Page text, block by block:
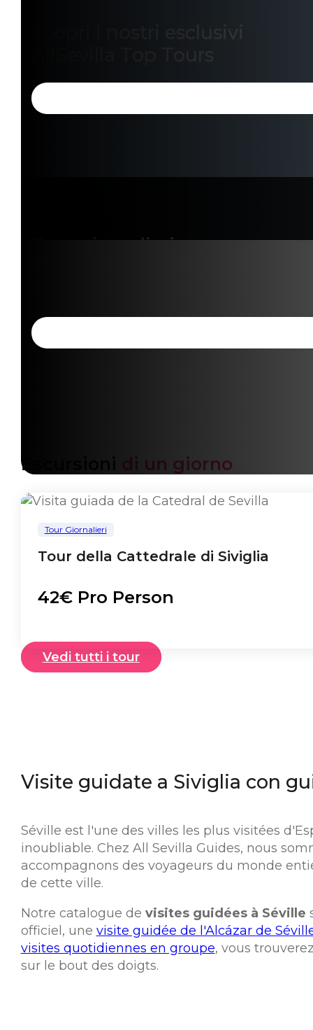
Scopri i nostri esclusivi
Tour giornalieri a
Escursioni di un giorno
Tour Giornalieri
Tour della Cattedrale di Siviglia
42€ Pro Person
Vedi tutti i tour
Visite guidate a Siviglia con
Séville est l'une des villes les plus visitées
inoubliable. Chez All Sevilla Guides, nous
accompagnons des voyageurs du monde
de cette ville.
Notre catalogue de visites guidées à Séville
officiel, une visite guidée de l'Alcázar de
visites quotidiennes en groupe, vous
sur le bout des doigts.